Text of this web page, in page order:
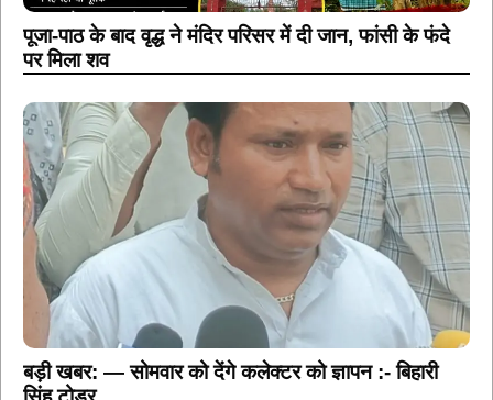
पूजा-पाठ के बाद वृद्ध ने मंदिर परिसर में दी जान, फांसी के फंदे
पर मिला शव
बड़ी खबर: — सोमवार को देंगे कलेक्टर को ज्ञापन :- बिहारी